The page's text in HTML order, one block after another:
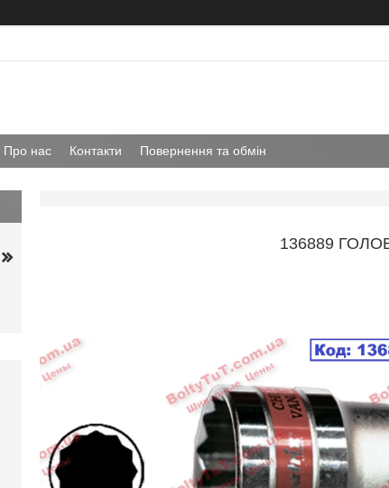
Про нас Контакти Повернення та обмін
136889